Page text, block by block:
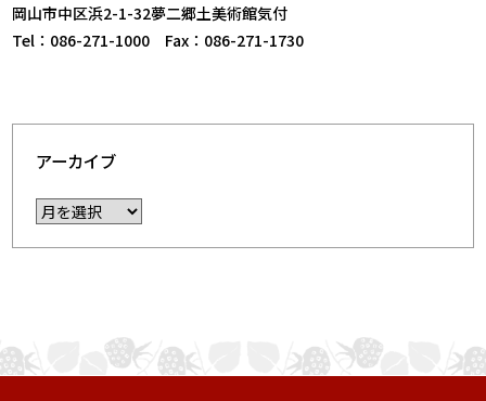
岡山市中区浜2-1-32夢二郷土美術館気付
Tel：086-271-1000 Fax：086-271-1730
アーカイブ